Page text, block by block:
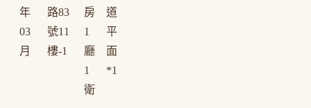
年
03
月
路83
號11
樓-1
房
1
廳
1
衛
道
平
面
*1